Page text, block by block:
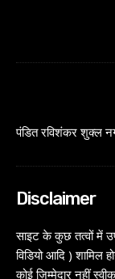
पंडित रविशंकर शुक्ल
Disclaimer
साइट के कुछ तत्वों में
विडियो आदि ) शामिल
कोई ज़िम्मेदार नहीं